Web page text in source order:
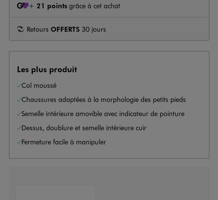
+ 21 points grâce à cet achat
Retours OFFERTS 30 jours
Les plus produit
Col moussé
Chaussures adaptées à la morphologie des petits pieds
Semelle intérieure amovible avec indicateur de pointure
Dessus, doublure et semelle intérieure cuir
Fermeture facile à manipuler